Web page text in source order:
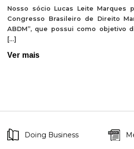
Nosso sócio Lucas Leite Marques
Congresso Brasileiro de Direito
ABDM”, que possui como objetivo
[…]
Ver mais
Doing Business